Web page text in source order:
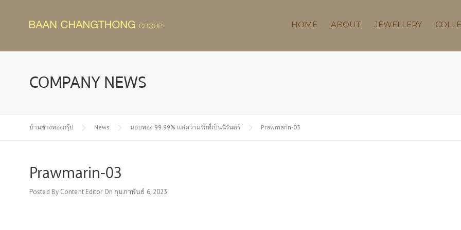
HOME ABOUT JEWELLERY
COMPANY NEWS
บ้านช่างทองกรุ๊ป News มอบทอง 99.99% แด่ความรักที่เป็นนิรันดร์ Prawmarin-03
Prawmarin-03
Posted By Content Editor On กุมภาพันธ์ 6, 2023